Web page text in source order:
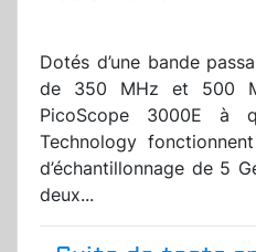
Dotés d’une bande
de 350 MHz et 500
PicoScope 3000E à
Technology
d’échantillonnage de 5
deux...